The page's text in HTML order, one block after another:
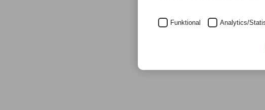
Funktional Analytics/